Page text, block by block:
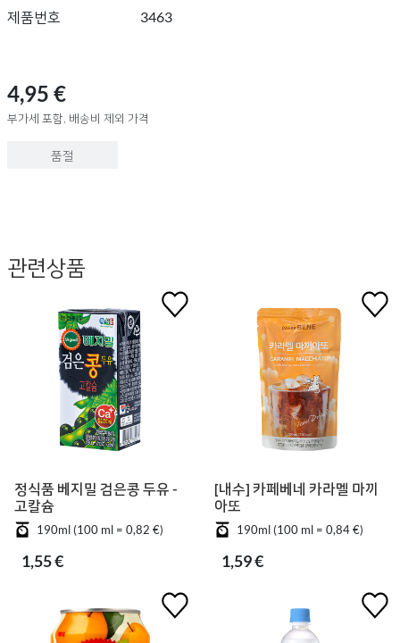
제품번호 3463
4,95 €
부가세 포함, 배송비 제외 가격
품절
관련상품
정식품 베지밀 검은콩 두유 -
고칼슘
190ml (100 ml = 0,82 €)
1,55 €
[내수] 카페베네 카라멜 마끼
아또
190ml (100 ml = 0,84 €)
1,59 €